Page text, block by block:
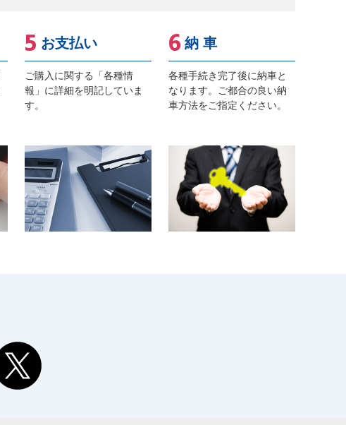
お支払い
ご購入に関する「各種情
報」に詳細を明記していま
す。
納 車
各種手続き完了後に納車と
なります。ご都合の良い納
車方法をご指定ください。